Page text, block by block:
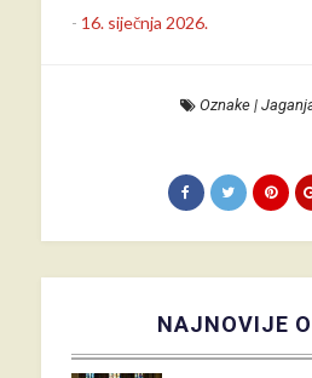
- 16. siječnja 2026.
Oznake |
NAJNOVIJE